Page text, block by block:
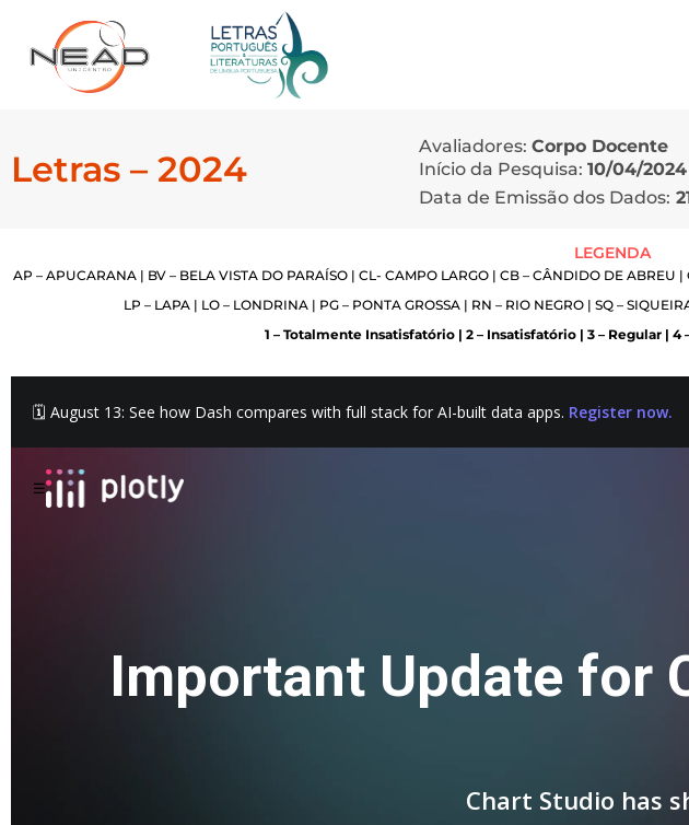
Letras – 2024
Avaliadores: Corpo Docente
Início da Pesquisa:10/04/2024
Data de Emissão dos Dados:
LEGENDA
AP – APUCARANA | BV – BELA VISTA DO PARAÍSO | CL- CAMPO LARGO | CB – CÂNDIDO DE ABREU
LP – LAPA | LO – LONDRINA | PG – PONTA GROSSA | RN – RIO NEGRO | SQ –
1 – Totalmente Insatisfatório | 2 – Insatisfatório | 3 – Regular |